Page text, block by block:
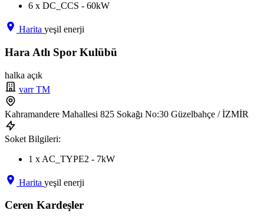
6 x DC_CCS - 60kW
Harita yeşil enerji
Hara Atlı Spor Kulübü
halka açık
varr TM
Kahramandere Mahallesi 825 Sokağı No:30 Güzelbahçe / İZMİR
Soket Bilgileri:
1 x AC_TYPE2 - 7kW
Harita yeşil enerji
Ceren Kardeşler